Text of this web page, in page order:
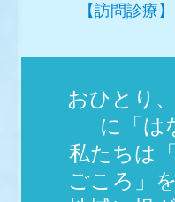
【訪問診療
おひとり
に「は
私たちは
ごころ」